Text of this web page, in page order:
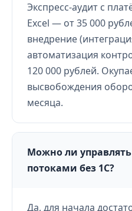
Экспресс-аудит с
Excel — от 35 000
внедрение
автоматизация
120 000 рублей.
высвобождения
месяца.
Можно ли
потоками без 1С?
Да, для начала